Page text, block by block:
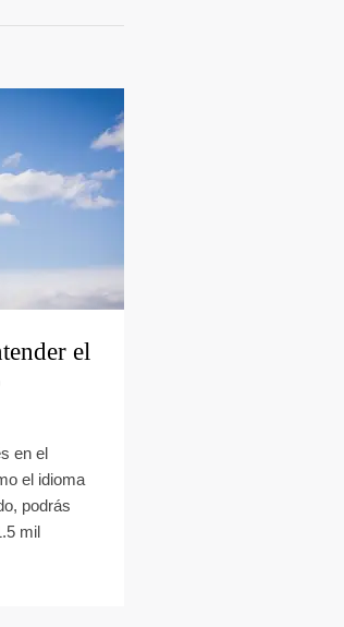
el
en el
el idioma
podrás
mil